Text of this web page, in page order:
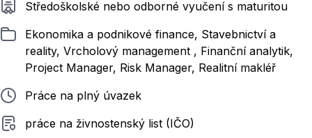
Požadované vzdělání
Středoškolské nebo odborné vyučení s maturitou
ZařazenoEkonomika a podnikové finance, Stavebnictví a
reality, Vrcholový management , Finanční analytik,
Project Manager, Risk Manager, Realitní makléř
Typ pracovního poměru
Práce na plný úvazek
Typ smluvního vztahu
práce na živnostenský list (IČO)